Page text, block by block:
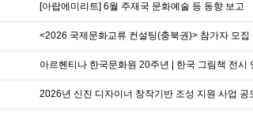
[아랍에미리트] 6월 주재국 문화예술 등 동향 보고